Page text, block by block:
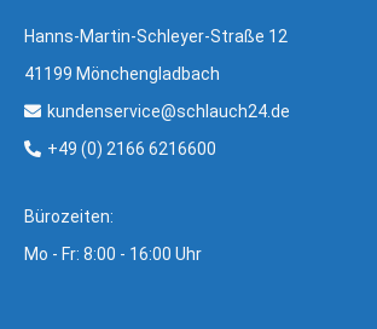
Hanns-Martin-Schleyer-Straße 12
41199 Mönchengladbach
kundenservice@schlauch24.de
+49 (0) 2166 6216600
Bürozeiten:
Mo - Fr: 8:00 - 16:00 Uhr